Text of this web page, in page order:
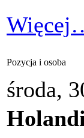
Pozycja i osoba
środa,